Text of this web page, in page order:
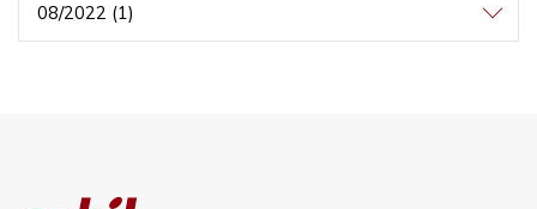
08/2022 (1)